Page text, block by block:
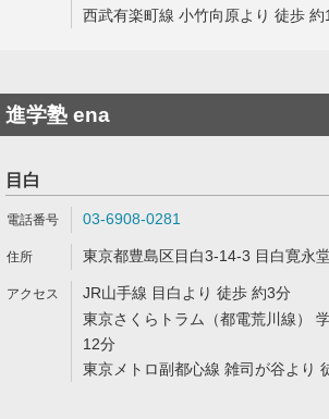
西武有楽町線 小竹向原より 徒歩 約
進学塾 ena
目白
03-6908-0281
東京都豊島区目白3-14-3 目白寛永
JR山手線 目白より 徒歩 約3分
東京さくらトラム（都電荒川線）
12分
東京メトロ副都心線 雑司が谷より